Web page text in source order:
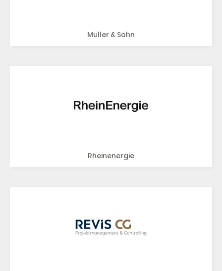
Müller & Sohn
Rheinenergie